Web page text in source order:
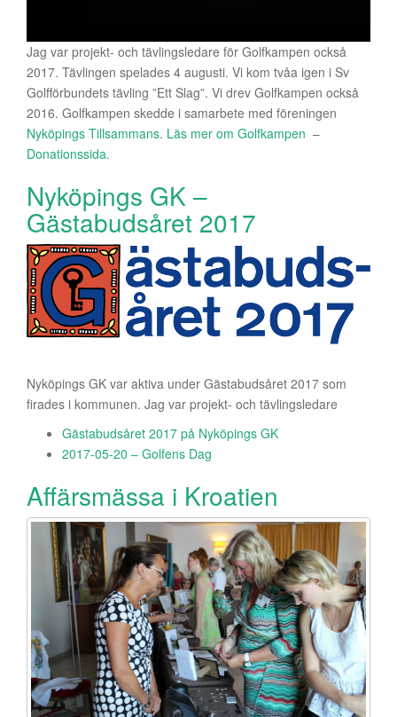
Jag var projekt- och tävlingsledare för Golfkampen också
2017. Tävlingen spelades 4 augusti. Vi kom tvåa igen i Sv
Golfförbundets tävling ”Ett Slag”. Vi drev Golfkampen också
2016. Golfkampen skedde i samarbete med föreningen
Nyköpings Tillsammans. Läs mer om Golfkampen –
Donationssida.
Nyköpings GK –
Gästabudsåret 2017
Nyköpings GK var aktiva under Gästabudsåret 2017 som
firades i kommunen. Jag var projekt- och tävlingsledare
Gästabudsåret 2017 på Nyköpings GK
2017-05-20 – Golfens Dag
Affärsmässa i Kroatien